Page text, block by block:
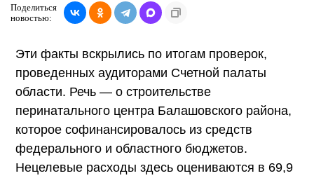
Поделиться
новостью:
Эти факты вскрылись по итогам проверок,
проведенных аудиторами Счетной палаты
области. Речь — о строительстве
перинатального центра Балашовского района,
которое софинансировалось из средств
федерального и областного бюджетов.
Нецелевые расходы здесь оцениваются в 69,9